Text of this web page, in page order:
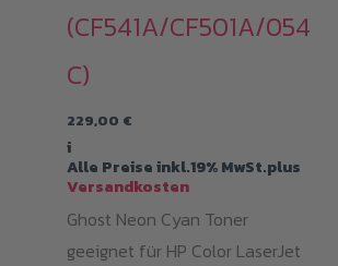
(CF541A/CF501A/054
C)
229,00 €
i
Alle Preise inkl.19% MwSt.plus
Versandkosten
Ghost Neon Cyan Toner
geeignet für HP Color LaserJet